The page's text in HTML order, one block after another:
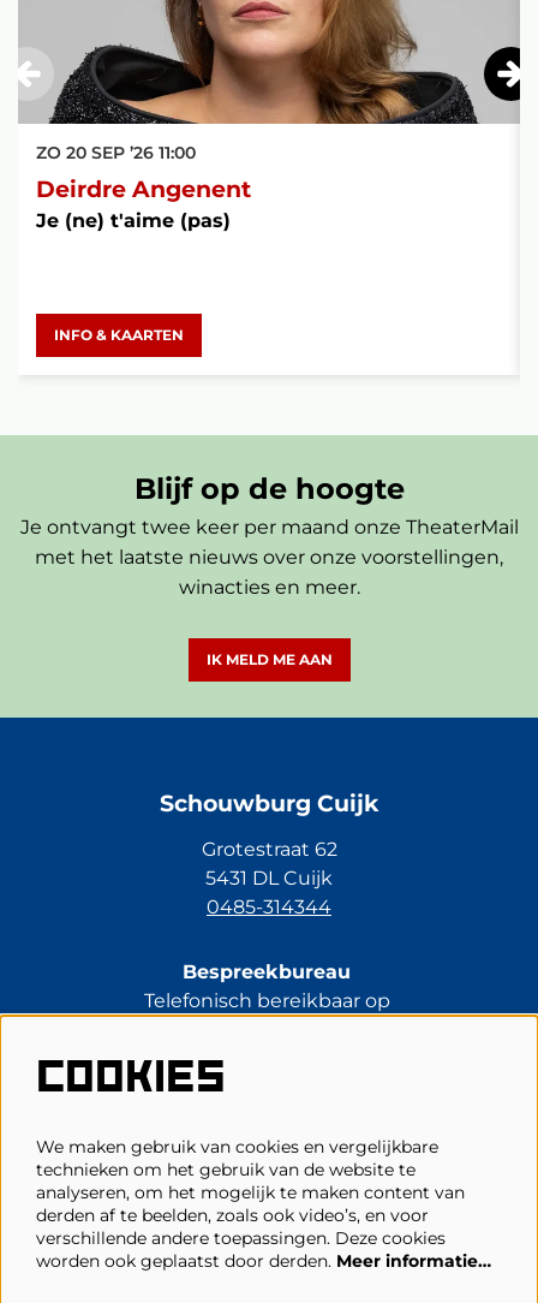
Deirdre Angenent
Je (ne) t'aime (pas)
ZO 20 SEP ’26 11:00
INFO & KAARTEN
Blijf op de hoogte
Je ontvangt twee keer per maand onze TheaterMail
met het laatste nieuws over onze voorstellingen,
winacties en meer.
IK MELD ME AAN
Schouwburg Cuijk
Grotestraat 62
5431 DL Cuijk
0485-314344
Bespreekbureau
Telefonisch bereikbaar op
0485-314344
kassa@schouwburgcuijk.nl
Veelgestelde vragen
Zaalplattegronden
Privacy, cookies & voorwaarden
Toegankelijkheid
COOKIES
We maken gebruik van cookies en vergelijkbare
technieken om het gebruik van de website te
analyseren, om het mogelijk te maken content van
derden af te beelden, zoals ook video’s, en voor
verschillende andere toepassingen. Deze cookies
worden ook geplaatst door derden. Meer informatie…